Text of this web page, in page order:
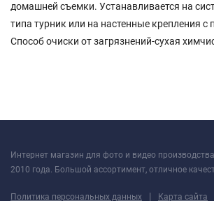
домашней съемки. Устанавливается на
типа турник или на настенные крепления
Способ очиски от загрязнений-сухая
Интернет магазин для фото и видео
2010 года. Большой ассортимент, отличное
Политика персональных данных | Карта сайта